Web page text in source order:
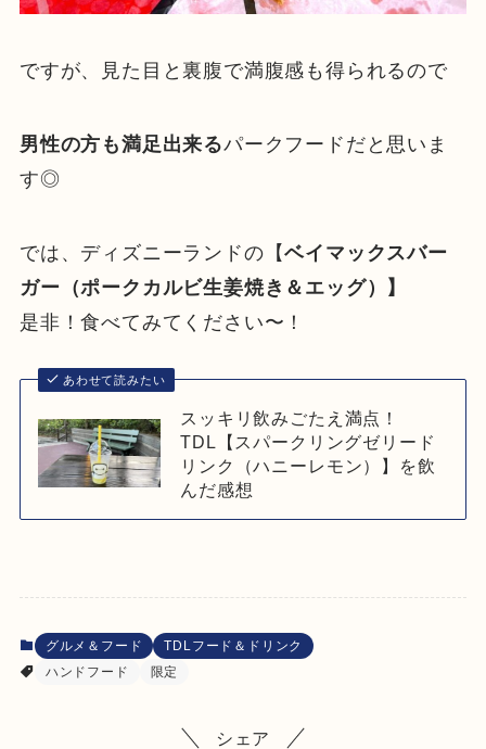
ですが、見た目と裏腹で満腹感も得られるので
男性の方も満足出来るパークフードだと思いま
す◎
では、ディズニーランドの【ベイマックスバー
ガー（ポークカルビ生姜焼き＆エッグ）】
是非！食べてみてください〜！
あわせて読みたい
スッキリ飲みごたえ満点！
TDL【スパークリングゼリード
リンク（ハニーレモン）】を飲
んだ感想
グルメ＆フード
TDLフード＆ドリンク
ハンドフード
限定
シェア